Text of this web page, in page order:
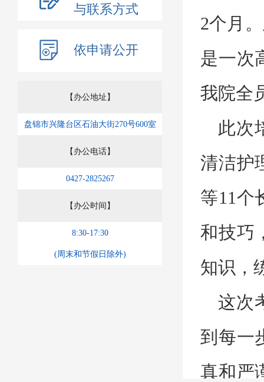
与联系方式
依申请公开
【办公地址】
盘锦市兴隆台区石油大街270号600室
【办公电话】
0427-2825267
【办公时间】
8:30-17:30
(周末和节假日除外)
2个月 。
是一次
我院全
此次
清洁护
等11个
和技巧
知识，
这次
到每一
真和严